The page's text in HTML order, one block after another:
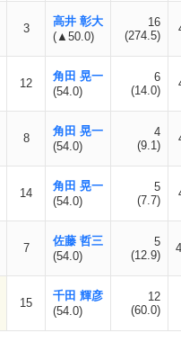
3
高井 彰大
(▲50.0)
16
(274.5)
12
角田 晃一
(54.0)
6
(14.0)
8
角田 晃一
(54.0)
4
(9.1)
14
角田 晃一
(54.0)
5
(7.7)
7
佐藤 哲三
(54.0)
5
(12.9)
15
千田 輝彦
(54.0)
12
(60.0)